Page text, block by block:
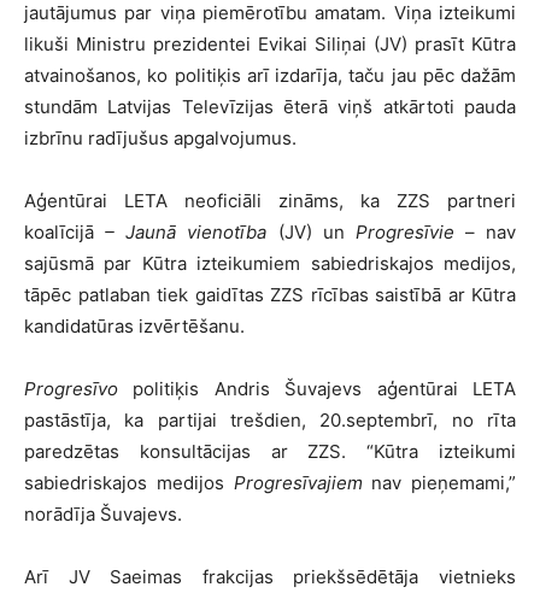
jautājumus par viņa piemērotību amatam. Viņa izteikumi
likuši Ministru prezidentei Evikai Siliņai (JV) prasīt Kūtra
atvainošanos, ko politiķis arī izdarīja, taču jau pēc dažām
stundām Latvijas Televīzijas ēterā viņš atkārtoti pauda
izbrīnu radījušus apgalvojumus.
Aģentūrai LETA neoficiāli zināms, ka ZZS partneri
koalīcijā– Jaunā vienotība (JV) un Progresīvie – nav
sajūsmā par Kūtra izteikumiem sabiedriskajos medijos,
tāpēc patlaban tiek gaidītas ZZS rīcības saistībā ar Kūtra
kandidatūras izvērtēšanu.
Progresīvo politiķis Andris Šuvajevs aģentūrai LETA
pastāstīja, ka partijai trešdien, 20.septembrī, no rīta
paredzētas konsultācijas ar ZZS. “Kūtra izteikumi
sabiedriskajos medijos Progresīvajiemnav pieņemami,”
norādīja Šuvajevs.
Arī JV Saeimas frakcijas priekšsēdētāja vietnieks